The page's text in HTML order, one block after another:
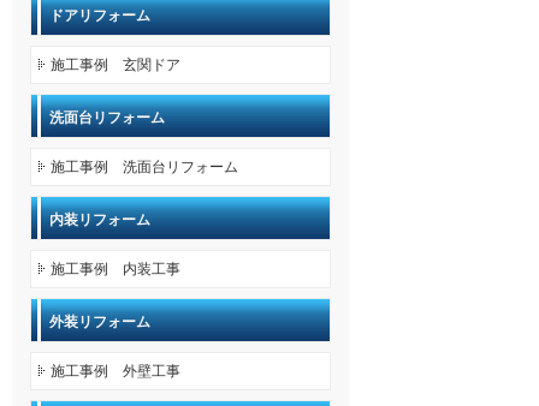
ドアリフォーム
施工事例 玄関ドア
洗面台リフォーム
施工事例 洗面台リフォーム
内装リフォーム
施工事例 内装工事
外装リフォーム
施工事例 外壁工事